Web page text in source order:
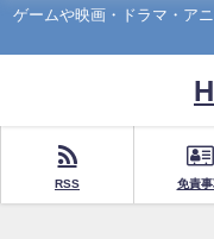
ゲームや映画・ドラマ・ア
RSS 免責事